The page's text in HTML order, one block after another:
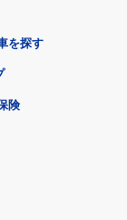
を探す
険